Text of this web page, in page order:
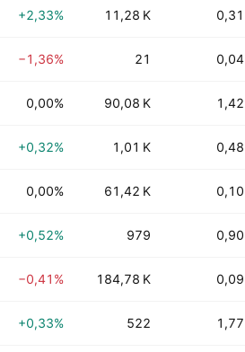
+2,33% 11,28 K 0,31
−1,36% 21 0,04
0,00% 90,08 K 1,42
+0,32% 1,01 K 0,48
0,00% 61,42 K 0,10
+0,52% 979 0,90
−0,41% 184,78 K 0,09
+0,33% 522 1,77